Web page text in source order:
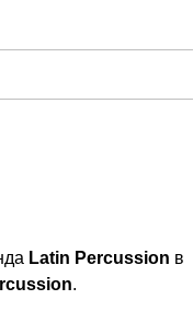
Latin Percussion в
.